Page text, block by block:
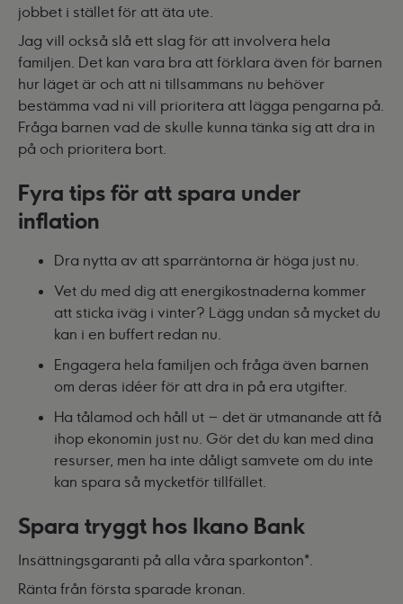
jobbet i stället för att äta ute.
Jag vill också slå ett slag för att involvera hela
familjen. Det kan vara bra att förklara även för barnen
hur läget är och att ni tillsammans nu behöver
bestämma vad ni vill prioritera att lägga pengarna på.
Fråga barnen vad de skulle kunna tänka sig att dra in
på och prioritera bort.
Fyra tips för att spara under
inflation
Dra nytta av att sparräntorna är höga just nu.
Vet du med dig att energikostnaderna kommer
att sticka iväg i vinter? Lägg undan så mycket du
kan i en buffert redan nu.
Engagera hela familjen och fråga även barnen
om deras idéer för att dra in på era utgifter.
Ha tålamod och håll ut – det är utmanande att få
ihop ekonomin just nu. Gör det du kan med dina
resurser, men ha inte dåligt samvete om du inte
kan spara så mycketför tillfället.
Spara tryggt hos Ikano Bank
Insättningsgaranti på alla våra sparkonton*.
Ränta från första sparade kronan.